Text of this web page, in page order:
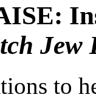
Jew
to